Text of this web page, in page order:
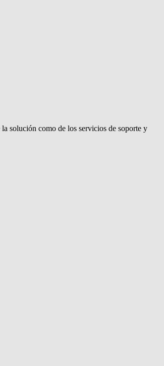
solución como de los servicios de soporte y